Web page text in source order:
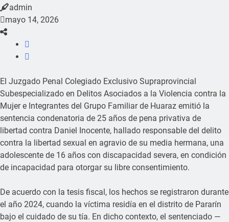
admin
mayo 14, 2026
El Juzgado Penal Colegiado Exclusivo Supraprovincial
Subespecializado en Delitos Asociados a la Violencia contra la
Mujer e Integrantes del Grupo Familiar de Huaraz emitió la
sentencia condenatoria de 25 años de pena privativa de
libertad contra Daniel Inocente, hallado responsable del delito
contra la libertad sexual en agravio de su media hermana, una
adolescente de 16 años con discapacidad severa, en condición
de incapacidad para otorgar su libre consentimiento.
De acuerdo con la tesis fiscal, los hechos se registraron durante
el año 2024, cuando la víctima residía en el distrito de Pararín
bajo el cuidado de su tía. En dicho contexto, el sentenciado —